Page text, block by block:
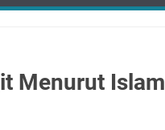
Menurut Islam